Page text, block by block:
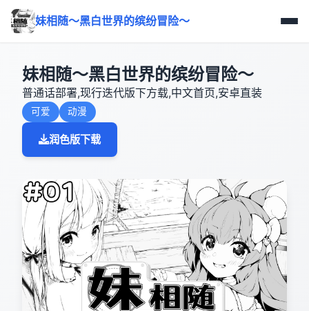
妹相随～黑白世界的缤纷冒险～
妹相随～黑白世界的缤纷冒险～
普通话部署,现行迭代版下方载,中文首页,安卓直装
可爱 动漫
润色版下载